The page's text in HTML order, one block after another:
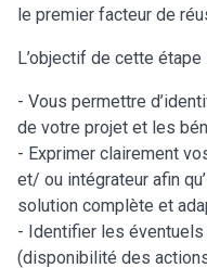
le premier facteur de
L’objectif de cette
- Vous permettre
de votre projet et les
- Exprimer clairement
et/ ou intégrateur afin
solution complète et
- Identifier les
(disponibilité des